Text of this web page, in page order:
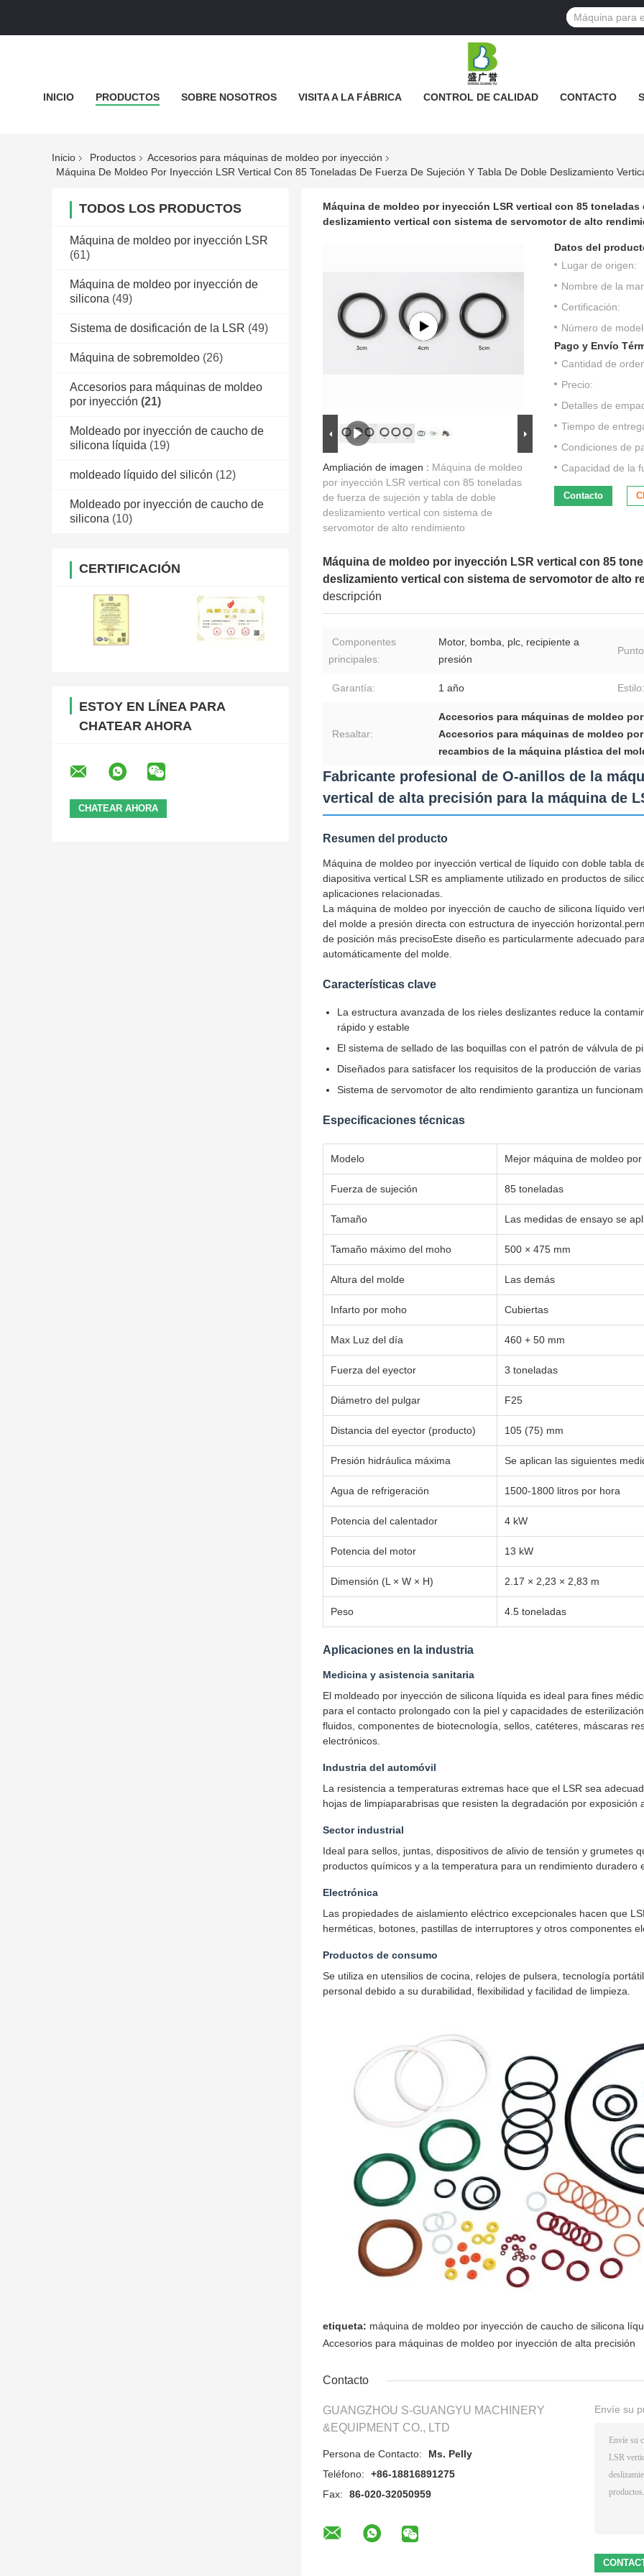
INICIO PRODUCTOS SOBRE NOSOTROS VISITA A LA FÁBRICA CONTROL DE CALIDAD CONTACTO
Inicio Productos Accesorios para máquinas de moldeo por inyección
TODOS LOS PRODUCTOS
Máquina de moldeo por inyección LSR
(61)
Máquina de moldeo por inyección de
silicona (49)
Sistema de dosificación de la LSR (49)
Máquina de sobremoldeo (26)
Accesorios para máquinas de moldeo
por inyección (21)
Moldeado por inyección de caucho de
silicona líquida (19)
moldeado líquido del silicón (12)
Moldeado por inyección de caucho de
silicona (10)
CERTIFICACIÓN
ESTOY EN LÍNEA PARA
CHATEAR AHORA
Máquina de moldeo por inyección LSR vertical con 85
deslizamiento vertical con sistema de servomotor de alto
Ampliación de imagen : Máquina de moldeo
por inyección LSR vertical con 85 toneladas
de fuerza de sujeción y tabla de doble
deslizamiento vertical con sistema de
servomotor de alto rendimiento
Datos del
Lugar de origen:
Nombre de la
Certificación:
Número de
Pago y Envío
Cantidad de
Precio:
Detalles de
Tiempo de
Condiciones de
Capacidad de la
Contacto
Máquina de moldeo por inyección LSR vertical con 85
deslizamiento vertical con sistema de servomotor de alto
descripción
Componentes
principales:
Motor, bomba, plc, recipiente a
presión
Garantía: 1 año Estilo:
Resaltar:
Accesorios para máquinas de moldeo
Accesorios para máquinas de moldeo
recambios de la máquina plástica del
Fabricante profesional de O-anillos de la
vertical de alta precisión para la máquina de
Resumen del producto
Máquina de moldeo por inyección vertical de líquido con doble tabla
diapositiva vertical LSR es ampliamente utilizado en productos de
aplicaciones relacionadas.
La máquina de moldeo por inyección de caucho de silicona líquido
del molde a presión directa con estructura de inyección
de posición más precisoEste diseño es particularmente adecuado
automáticamente del molde.
Características clave
La estructura avanzada de los rieles deslizantes reduce la
rápido y estable
El sistema de sellado de las boquillas con el patrón de válvula de
Diseñados para satisfacer los requisitos de la producción de varias
Sistema de servomotor de alto rendimiento garantiza un
Especificaciones técnicas
Modelo Mejor máquina de moldeo
Fuerza de sujeción 85 toneladas
Tamaño Las medidas de ensayo se
Tamaño máximo del moho 500 × 475 mm
Altura del molde Las demás
Infarto por moho Cubiertas
Max Luz del día 460 + 50 mm
Fuerza del eyector 3 toneladas
Diámetro del pulgar F25
Distancia del eyector (producto) 105 (75) mm
Presión hidráulica máxima Se aplican las siguientes
Agua de refrigeración 1500-1800 litros por hora
Potencia del calentador 4 kW
Potencia del motor 13 kW
Dimensión (L × W × H) 2.17 × 2,23 × 2,83 m
Peso 4.5 toneladas
Aplicaciones en la industria
Medicina y asistencia sanitaria
El moldeado por inyección de silicona líquida es ideal para fines
para el contacto prolongado con la piel y capacidades de
fluidos, componentes de biotecnología, sellos, catéteres, máscaras
electrónicos.
Industria del automóvil
La resistencia a temperaturas extremas hace que el LSR sea
hojas de limpiaparabrisas que resisten la degradación por exposición
Sector industrial
Ideal para sellos, juntas, dispositivos de alivio de tensión y grumetes
productos químicos y a la temperatura para un rendimiento duradero
Electrónica
Las propiedades de aislamiento eléctrico excepcionales hacen que
herméticas, botones, pastillas de interruptores y otros componentes
Productos de consumo
Se utiliza en utensilios de cocina, relojes de pulsera, tecnología
personal debido a su durabilidad, flexibilidad y facilidad de limpieza.
etiqueta: máquina de moldeo por inyección de caucho de silicona
Accesorios para máquinas de moldeo por inyección de alta precisión
Contacto
GUANGZHOU S-GUANGYU MACHINERY
&EQUIPMENT CO., LTD
Persona de Contacto:
Ms. Pelly
Teléfono:
+86-18816891275
Fax:
86-020-32050959
Envíe su